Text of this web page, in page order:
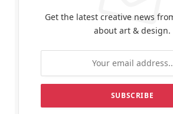
Get the latest creative news
about art & design.